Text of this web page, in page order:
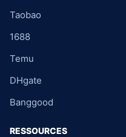
Taobao
1688
Temu
DHgate
Banggood
RESSOURCES